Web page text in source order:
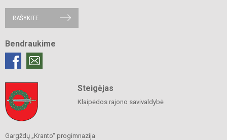
RAŠYKITE
Bendraukime
Steigėjas
Klaipėdos rajono savivaldybė
Gargždų „Kranto“ progimnazija